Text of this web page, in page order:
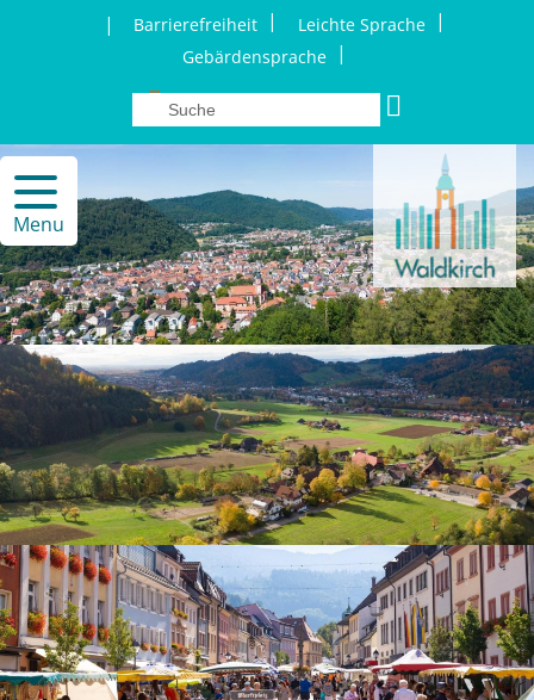
| Barrierefreiheit | Leichte Sprache |
Gebärdensprache |
Menu